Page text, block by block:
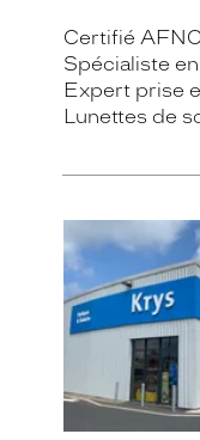
Certifié
Spécialiste
Expert prise
Lunettes de